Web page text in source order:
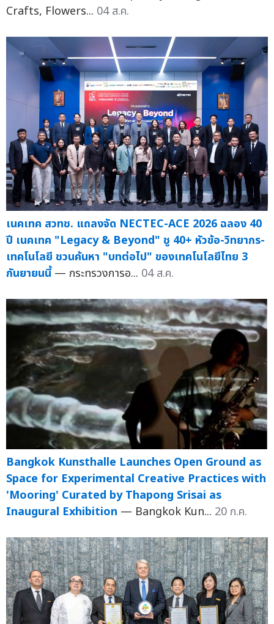
Crafts, Flowers... 04 ส.ค.
เนคเทค สวทช. แถลงจัด NECTEC-ACE 2026 ฉลอง 40
ปี เนคเทค "Legacy & Beyond" ชู 40+ หัวข้อ-วิทยากร-
เทคโนโลยี ชวนค้นหา "บทต่อไป" ของเทคโนโลยีไทย 3
กันยายนนี้ — กระทรวงการอ... 04 ส.ค.
Bangkok Kunsthalle Launches Open Ground as
Space for Experimental Creative Practices with
'Mooring' Curated by Thapong Srisai as
Inaugural Exhibition — Bangkok Kun... 20 ก.ค.